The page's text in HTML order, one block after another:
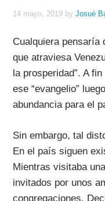
14 mayo, 2019 byJosué
Cualquiera pensaría
que atraviesa
la prosperidad”. A
ese “evangelio”
abundancia para el
Sin embargo, tal
En el país siguen
Mientras visitaba
invitados por unos
congregaciones.